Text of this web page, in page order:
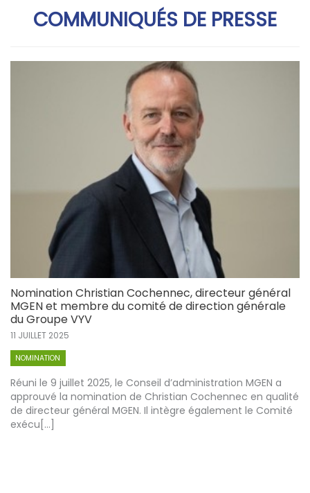
COMMUNIQUÉS DE PRESSE
Nomination Christian Cochennec, directeur général
MGEN et membre du comité de direction générale
du Groupe VYV
11 JUILLET 2025
NOMINATION
Réuni le 9 juillet 2025, le Conseil d’administration MGEN a
approuvé la nomination de Christian Cochennec en qualité
de directeur général MGEN. Il intègre également le Comité
exécu[...]